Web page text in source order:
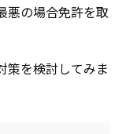
悪の場合免許を取
策を検討してみま